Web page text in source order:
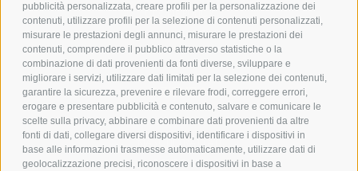
pubblicità personalizzata, creare profili per la personalizzazione dei
contenuti, utilizzare profili per la selezione di contenuti personalizzati,
misurare le prestazioni degli annunci, misurare le prestazioni dei
contenuti, comprendere il pubblico attraverso statistiche o la
combinazione di dati provenienti da fonti diverse, sviluppare e
migliorare i servizi, utilizzare dati limitati per la selezione dei contenuti,
garantire la sicurezza, prevenire e rilevare frodi, correggere errori,
erogare e presentare pubblicità e contenuto, salvare e comunicare le
scelte sulla privacy, abbinare e combinare dati provenienti da altre
fonti di dati, collegare diversi dispositivi, identificare i dispositivi in
base alle informazioni trasmesse automaticamente, utilizzare dati di
geolocalizzazione precisi, riconoscere i dispositivi in base a
COOKIE POLICY
PAGAMENTI SICURI
AZIENDA
CHI SIAMO
MARCHI TRATTATI
CONDOMINI